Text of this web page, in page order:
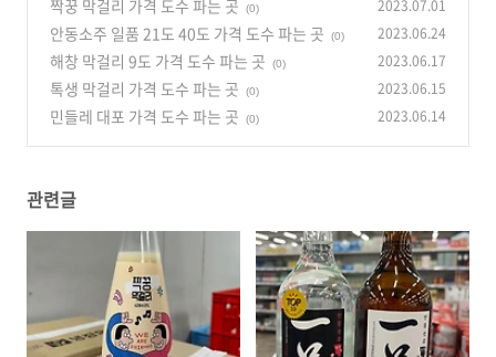
짝꿍 막걸리 가격 도수 파는 곳
(0) 2023.07.01
안동소주 일품 21도 40도 가격 도수 파는 곳 (0) 2023.06.24
해창 막걸리 9도 가격 도수 파는 곳 (0) 2023.06.17
톡생 막걸리 가격 도수 파는 곳 (0) 2023.06.15
민들레 대포 가격 도수 파는 곳 (0) 2023.06.14
관련글